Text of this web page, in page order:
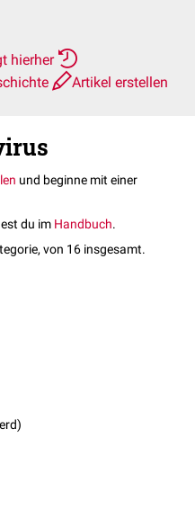
hierher
Artikel erstellen
und beginne mit einer
du im Handbuch.
von 16 insgesamt.